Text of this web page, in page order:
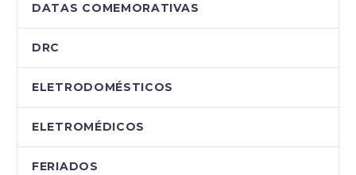
DATAS COMEMORATIVAS
DRC
ELETRODOMÉSTICOS
ELETROMÉDICOS
FERIADOS